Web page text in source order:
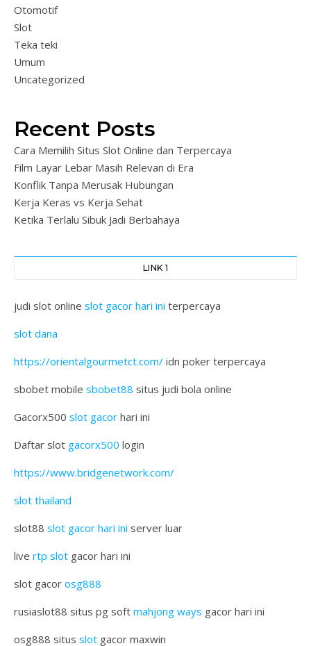
Otomotif
Slot
Teka teki
Umum
Uncategorized
Recent Posts
Cara Memilih Situs Slot Online dan Terpercaya
Film Layar Lebar Masih Relevan di Era
Konflik Tanpa Merusak Hubungan
Kerja Keras vs Kerja Sehat
Ketika Terlalu Sibuk Jadi Berbahaya
LINK 1
judi slot online slot gacor hari ini terpercaya
slot dana
https://orientalgourmetct.com/ idn poker terpercaya
sbobet mobile sbobet88 situs judi bola online
Gacorx500 slot gacor hari ini
Daftar slot gacorx500 login
https://www.bridgenetwork.com/
slot thailand
slot88 slot gacor hari ini server luar
live rtp slot gacor hari ini
slot gacor osg888
rusiaslot88 situs pg soft mahjong ways gacor hari ini
osg888 situs slot gacor maxwin